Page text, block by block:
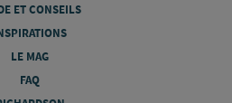
ET CONSEILS
LE MAG
FAQ